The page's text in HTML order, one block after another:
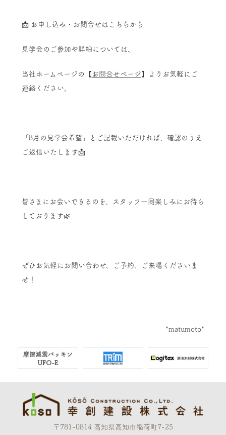
📩 お申し込み・お問合せはこちらから
見学会のご参加や詳細については、
当社ホームページの【 お問合せページ】よりお気軽にご
連絡ください。
「8月の見学会希望」とご記載いただければ、確認のうえ
ご返信いたします📩
皆さまにお会いできるのを、スタッフ一同楽しみにお待ち
しております🌿
ぜひお気軽にお問い合わせ、ご予約、ご来場くださいま
せ！
*matumoto*
〒781-0814 高知県高知市稲荷町7-25